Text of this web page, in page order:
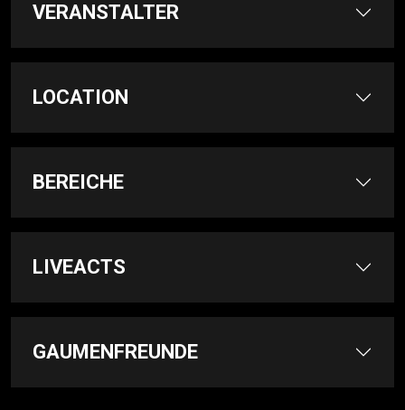
VERANSTALTER
LOCATION
BEREICHE
LIVEACTS
GAUMENFREUNDE